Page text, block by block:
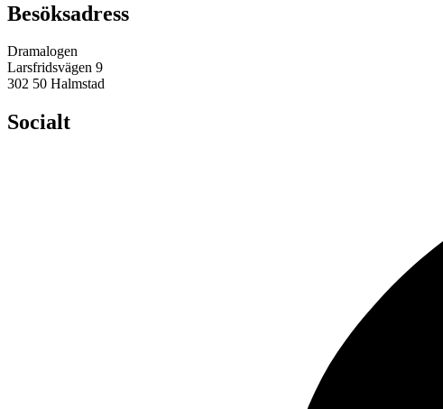
Besöksadress
Dramalogen
Larsfridsvägen 9
302 50 Halmstad
Socialt